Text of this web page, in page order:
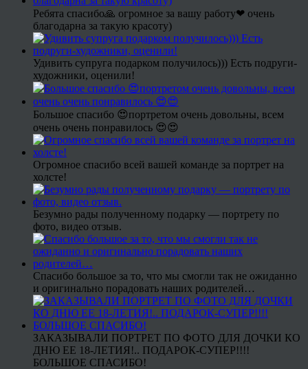
Ребята спасибо🙏 огромное за вашу работу❤ очень
благодарна за такую красоту)
Удивить супруга подарком получилось))) Есть подруги-
художники, оценили!
Большое спасибо 😍портретом очень довольны, всем
очень очень понравилось 😍😍
Огромное спасибо всей вашей команде за портрет на
холсте!
Безумно рады полученному подарку — портрету по
фото, видео отзыв.
Спасибо большое за то, что мы смогли так не ожиданно
и оригинально порадовать наших родителей…
ЗАКАЗЫВАЛИ ПОРТРЕТ ПО ФОТО ДЛЯ ДОЧКИ КО
ДНЮ ЕЕ 18-ЛЕТИЯ!.. ПОДАРОК-СУПЕР!!!!
БОЛЬШОЕ СПАСИБО!